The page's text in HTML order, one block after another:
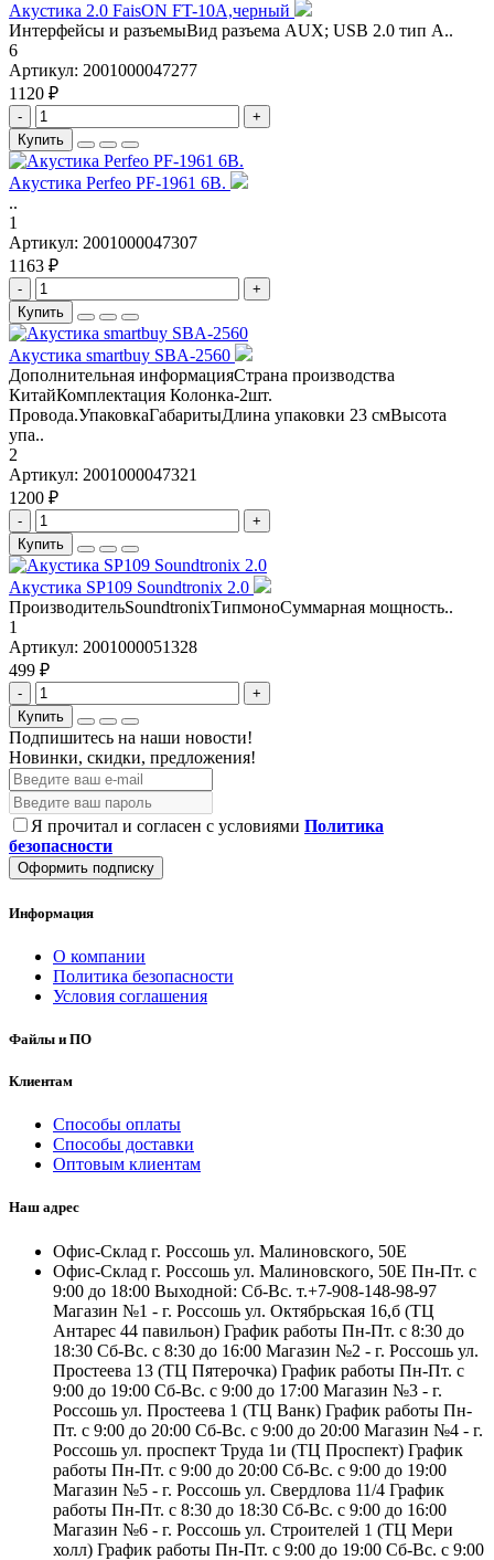
Акустика 2.0 FaisON FT-10A,черный
Интерфейсы и разъемыВид разъема AUX; USB 2.0 тип A..
6
Артикул: 2001000047277
1120 ₽
-
+
Купить
Акустика Perfeo PF-1961 6B.
..
1
Артикул: 2001000047307
1163 ₽
-
+
Купить
Aкустика smartbuy SBA-2560
Дополнительная информацияСтрана производства
КитайКомплектация Колонка-2шт.
Провода.УпаковкаГабаритыДлина упаковки 23 смВысота
упа..
2
Артикул: 2001000047321
1200 ₽
-
+
Купить
Акустика SP109 Soundtronix 2.0
ПроизводительSoundtronixТипмоноСуммарная мощность..
1
Артикул: 2001000051328
499 ₽
-
+
Купить
Подпишитесь на наши новости!
Новинки, скидки, предложения!
Я прочитал и согласен с условиями Политика
безопасности
Оформить подписку
Информация
О компании
Политика безопасности
Условия соглашения
Файлы и ПО
Клиентам
Способы оплаты
Способы доставки
Оптовым клиентам
Наш адрес
Офис-Склад г. Россошь ул. Малиновского, 50Е
Офис-Склад г. Россошь ул. Малиновского, 50Е Пн-Пт. с
9:00 до 18:00 Выходной: Сб-Вс. т.+7-908-148-98-97
Магазин №1 - г. Россошь ул. Октябрьская 16,б (ТЦ
Антарес 44 павильон) График работы Пн-Пт. с 8:30 до
18:30 Сб-Вс. с 8:30 до 16:00 Магазин №2 - г. Россошь ул.
Простеева 13 (ТЦ Пятерочка) График работы Пн-Пт. с
9:00 до 19:00 Сб-Вс. с 9:00 до 17:00 Магазин №3 - г.
Россошь ул. Простеева 1 (ТЦ Ванк) График работы Пн-
Пт. с 9:00 до 20:00 Сб-Вс. с 9:00 до 20:00 Магазин №4 - г.
Россошь ул. проспект Труда 1и (ТЦ Проспект) График
работы Пн-Пт. с 9:00 до 20:00 Сб-Вс. с 9:00 до 19:00
Магазин №5 - г. Россошь ул. Свердлова 11/4 График
работы Пн-Пт. с 8:30 до 18:30 Сб-Вс. с 9:00 до 16:00
Магазин №6 - г. Россошь ул. Строителей 1 (ТЦ Мери
холл) График работы Пн-Пт. с 9:00 до 19:00 Сб-Вс. с 9:00